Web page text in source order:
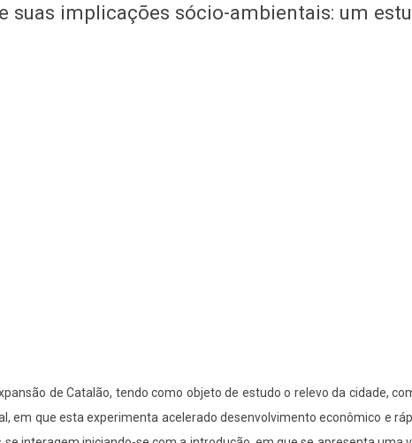
suas implicações sócio-ambientais: um
de Catalão, tendo como objeto de estudo o relevo da cidade,
em que esta experimenta acelerado desenvolvimento econômico e